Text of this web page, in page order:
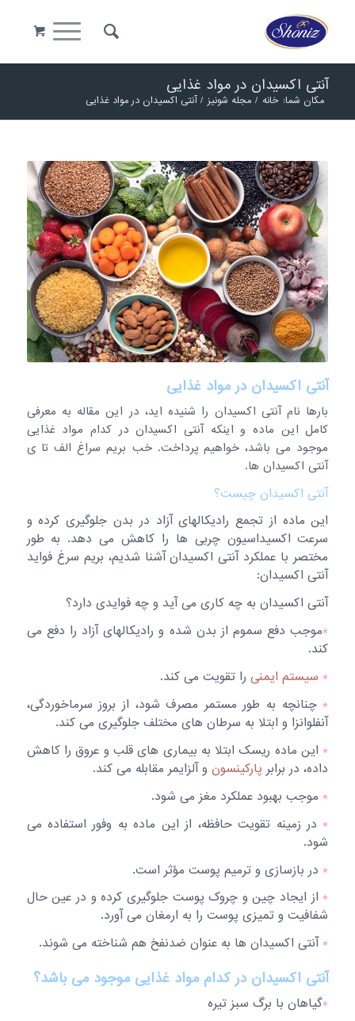
آنتی اکسیدان در مواد غذایی
مکان شما: خانه / مجله شونیز / آنتی اکسیدان در مواد غذایی
آنتی اکسیدان در مواد غذایی
بارها نام آنتی اکسیدان را شنیده اید، در این مقاله به معرفی
کامل این ماده و اینکه آنتی اکسیدان در کدام مواد غذایی
موجود می باشد، خواهیم پرداخت. خب بریم سراغ الف تا ی
آنتی اکسیدان ها.
آنتی اکسیدان چیست؟
این ماده از تجمع رادیکالهای آزاد در بدن جلوگیری کرده و
سرعت اکسیداسیون چربی ها را کاهش می دهد. به طور
مختصر با عملکرد آنتی اکسیدان آشنا شدیم، بریم سرغ فواید
آنتی اکسیدان:
آنتی اکسیدان به چه کاری می آید و چه فوایدی دارد؟
*موجب دفع سموم از بدن شده و رادیکالهای آزاد را دفع می
کند.
* سیستم ایمنیرا تقویت می کند.
*چنانچه به طور مستمر مصرف شود، از بروز سرماخوردگی،
آنفلوانزا و ابتلا به سرطان های مختلف جلوگیری می کند.
*این ماده ریسک ابتلا به بیماری های قلب و عروق را کاهش
داده، در برابرپارکینسونو آلزایمر مقابله می کند.
*موجب بهبود عملکرد مغز می شود.
*در زمینه تقویت حافظه، از این ماده به وفور استفاده می
شود.
*در بازسازی و ترمیم پوست مؤثر است.
*از ایجاد چین و چروک پوست جلوگیری کرده و در عین حال
شفافیت و تمیزی پوست را به ارمغان می آورد.
*آنتی اکسیدان ها به عنوان ضدنفخ هم شناخته می شوند.
آنتی اکسیدان در کدام مواد غذایی موجود می باشد؟
*گیاهان با برگ سبز تیره